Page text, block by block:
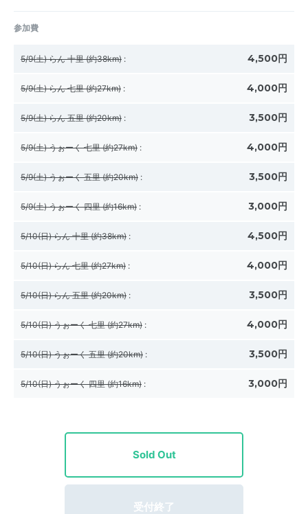
参加費
5/9(土) らん 十里 (約38km) : 4,500円
5/9(土) らん 七里 (約27km) : 4,000円
5/9(土) らん 五里 (約20km) : 3,500円
5/9(土) うぉーく 七里 (約27km) : 4,000円
5/9(土) うぉーく 五里 (約20km) : 3,500円
5/9(土) うぉーく 四里 (約16km) : 3,000円
5/10(日) らん 十里 (約38km) : 4,500円
5/10(日) らん 七里 (約27km) : 4,000円
5/10(日) らん 五里 (約20km) : 3,500円
5/10(日) うぉーく 七里 (約27km) : 4,000円
5/10(日) うぉーく 五里 (約20km) : 3,500円
5/10(日) うぉーく 四里 (約16km) : 3,000円
Sold Out
受付終了